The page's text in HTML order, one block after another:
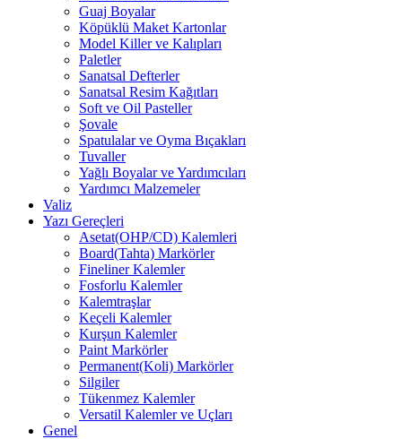
Guaj Boyalar
Köpüklü Maket Kartonlar
Model Killer ve Kalıpları
Paletler
Sanatsal Defterler
Sanatsal Resim Kağıtları
Soft ve Oil Pasteller
Şovale
Spatulalar ve Oyma Bıçakları
Tuvaller
Yağlı Boyalar ve Yardımcıları
Yardımcı Malzemeler
Valiz
Yazı Gereçleri
Asetat(OHP/CD) Kalemleri
Board(Tahta) Markörler
Fineliner Kalemler
Fosforlu Kalemler
Kalemtraşlar
Keçeli Kalemler
Kurşun Kalemler
Paint Markörler
Permanent(Koli) Markörler
Silgiler
Tükenmez Kalemler
Versatil Kalemler ve Uçları
Genel